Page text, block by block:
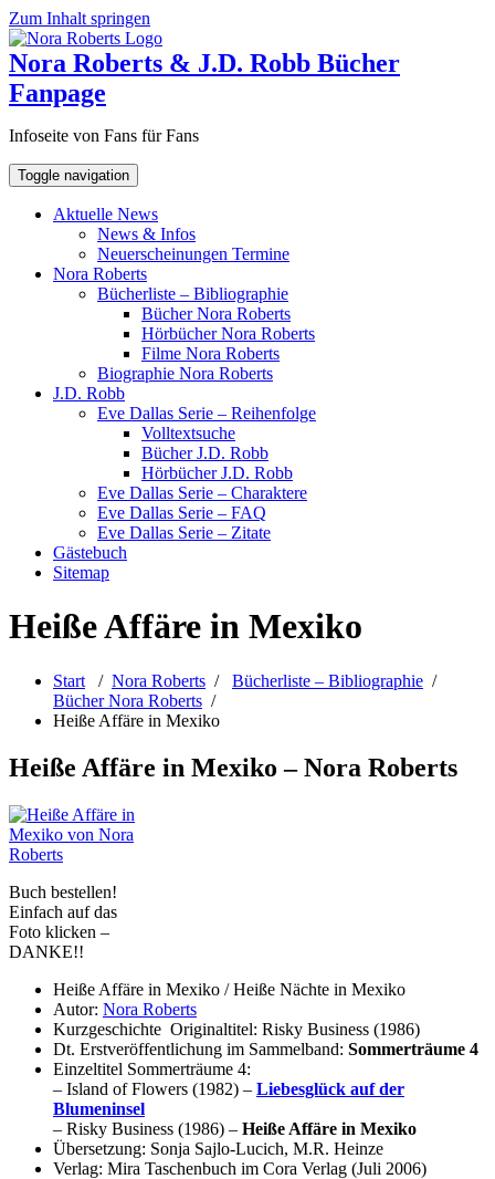
Zum Inhalt springen
Nora Roberts & J.D. Robb Bücher
Fanpage
Infoseite von Fans für Fans
Toggle navigation
Aktuelle News
News & Infos
Neuerscheinungen Termine
Nora Roberts
Bücherliste – Bibliographie
Bücher Nora Roberts
Hörbücher Nora Roberts
Filme Nora Roberts
Biographie Nora Roberts
J.D. Robb
Eve Dallas Serie – Reihenfolge
Volltextsuche
Bücher J.D. Robb
Hörbücher J.D. Robb
Eve Dallas Serie – Charaktere
Eve Dallas Serie – FAQ
Eve Dallas Serie – Zitate
Gästebuch
Sitemap
Heiße Affäre in Mexiko
Start / Nora Roberts / Bücherliste – Bibliographie /
Bücher Nora Roberts /
Heiße Affäre in Mexiko
Heiße Affäre in Mexiko – Nora Roberts
Buch bestellen!
Einfach auf das
Foto klicken –
DANKE!!
Heiße Affäre in Mexiko / Heiße Nächte in Mexiko
Autor: Nora Roberts
Kurzgeschichte Originaltitel: Risky Business (1986)
Dt. Erstveröffentlichung im Sammelband: Sommerträume 4
Einzeltitel Sommerträume 4:
– Island of Flowers (1982) – Liebesglück auf der
Blumeninsel
– Risky Business (1986) – Heiße Affäre in Mexiko
Übersetzung: Sonja Sajlo-Lucich, M.R. Heinze
Verlag: Mira Taschenbuch im Cora Verlag (Juli 2006)